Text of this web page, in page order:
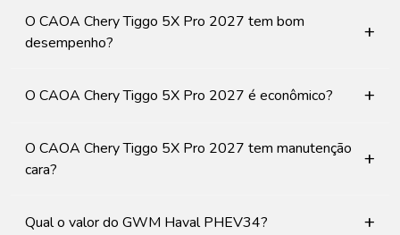
O CAOA Chery Tiggo 5X Pro 2027 tem bom
desempenho?
+
O CAOA Chery Tiggo 5X Pro 2027 é econômico? +
O CAOA Chery Tiggo 5X Pro 2027 tem manutenção
cara?
+
Qual o valor do GWM Haval PHEV34? +